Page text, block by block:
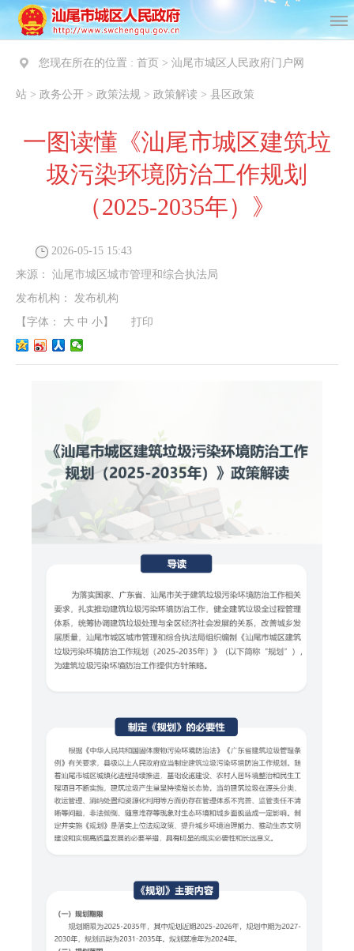
您现在所在的位置 : 首页 > 汕尾市城区人民政府门户网
站 > 政务公开 > 政策法规 > 政策解读 > 县区政策
一图读懂《汕尾市城区建筑垃
圾污染环境防治工作规划
（2025-2035年）》
2026-05-15 15:43
来源： 汕尾市城区城市管理和综合执法局
发布机构： 发布机构
【字体： 大 中 小 】 打印